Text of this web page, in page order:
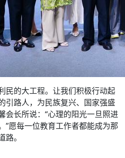
民的大工程。让我们积极行动起
引路人，为民族复兴、国家强盛
会长所说：“心理的阳光一旦照进
”愿每一位教育工作者都能成为那
。